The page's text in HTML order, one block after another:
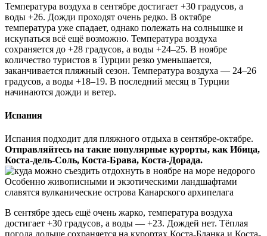
Температура воздуха в сентябре достигает +30 градусов, а
воды +26. Дожди проходят очень редко. В октябре
температура уже спадает, однако полежать на солнышке и
искупаться всё ещё возможно. Температура воздуха
сохраняется до +28 градусов, а воды +24–25. В ноябре
количество туристов в Турции резко уменьшается,
заканчивается пляжный сезон. Температура воздуха — 24–26
градусов, а воды +18–19. В последний месяц в Турции
начинаются дожди и ветер.
Испания
Испания подходит для пляжного отдыха в сентябре-октябре.
Отправляйтесь на такие популярные курорты, как Ибица,
Коста-дель-Соль, Коста-Брава, Коста-Дорада.
Особенно живописными и экзотическими ландшафтами
славятся вулканические острова Канарского архипелага
В сентябре здесь ещё очень жарко, температура воздуха
достигает +30 градусов, а воды — +23. Дождей нет. Тёплая